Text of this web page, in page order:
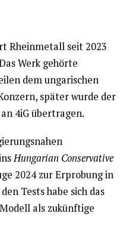
Rheinmetall seit 2023
Werk gehörte
dem ungarischen
später wurde der
4iG übertragen.
Hungarian Conservative
2024 zur Erprobung in
Tests habe sich das
als zukünftige